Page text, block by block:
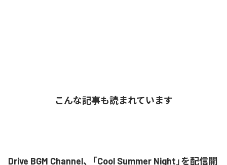
こんな記事も読まれています
Drive BGM Channel、「Cool Summer Night」を配信開